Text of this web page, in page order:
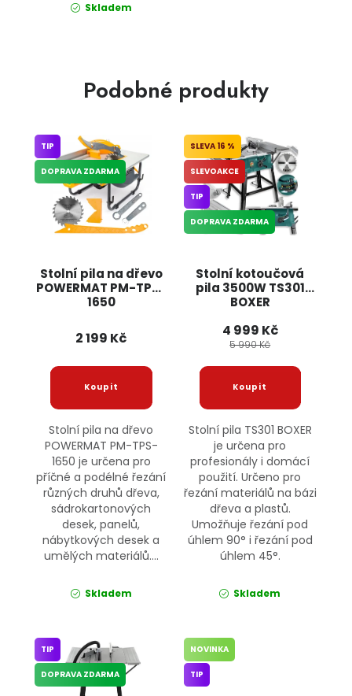
Skladem
Podobné produkty
Stolní pila na dřevo
POWERMAT PM-TPS-
1650
TIP
DOPRAVA ZDARMA
2 199 Kč
Stolní pila na dřevo
POWERMAT PM-TPS-
1650 je určena pro
příčné a podélné řezání
různých druhů dřeva,
sádrokartonových
desek, panelů,
nábytkových desek a
umělých materiálů....
Skladem
Stolní kotoučová
pila 3500W TS301
BOXER
16 %
SLEVOAKCE
TIP
DOPRAVA ZDARMA
4 999 Kč
5 990 Kč
Stolní pila TS301 BOXER
je určena pro
profesionály i domácí
použití. Určeno pro
řezání materiálů na bázi
dřeva a plastů.
Umožňuje řezání pod
úhlem 90° i řezání pod
úhlem 45°.
Skladem
TIP
DOPRAVA ZDARMA
NOVINKA
TIP